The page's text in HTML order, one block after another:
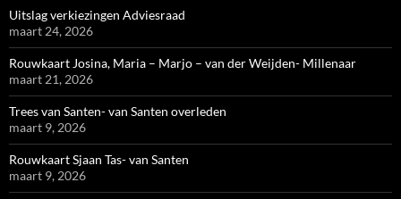
Uitslag verkiezingen Adviesraad
maart 24, 2026
Rouwkaart Josina, Maria – Marjo – van der Weijden- Millenaar
maart 21, 2026
Trees van Santen- van Santen overleden
maart 9, 2026
Rouwkaart Sjaan Tas- van Santen
maart 9, 2026